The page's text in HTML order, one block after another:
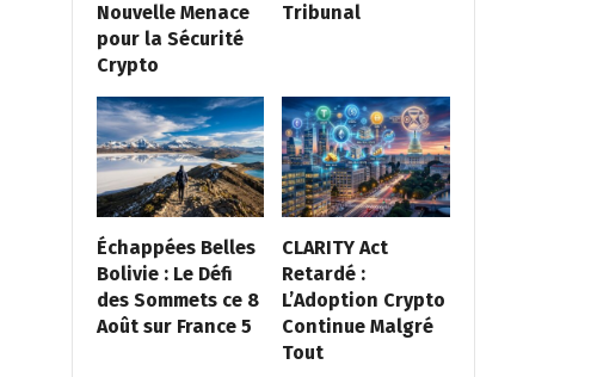
Nouvelle Menace
pour la Sécurité
Crypto
Tribunal
Échappées Belles
Bolivie : Le Défi
des Sommets ce 8
Août sur France 5
CLARITY Act
Retardé :
L’Adoption Crypto
Continue Malgré
Tout